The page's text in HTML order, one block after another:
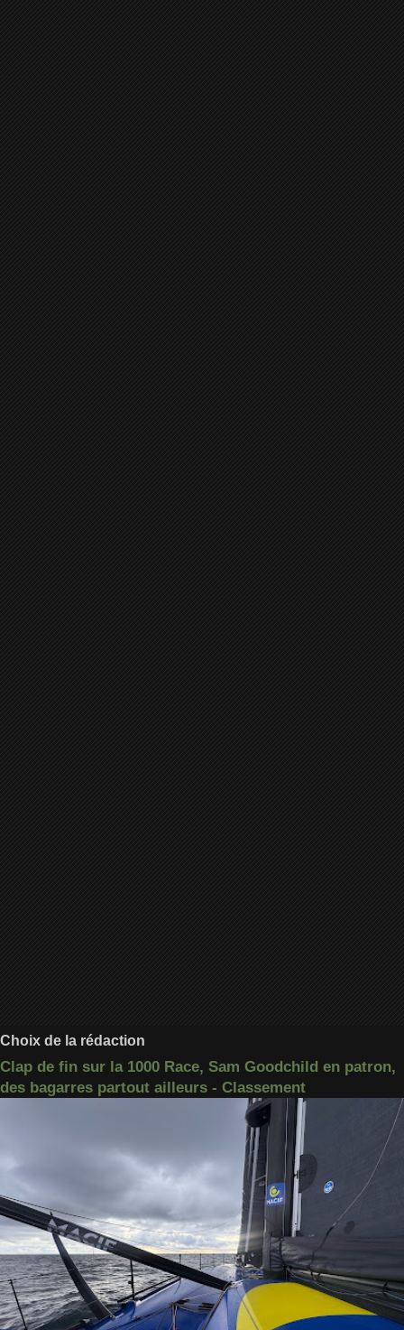
Choix de la rédaction
Clap de fin sur la 1000 Race, Sam Goodchild en patron,
des bagarres partout ailleurs - Classement